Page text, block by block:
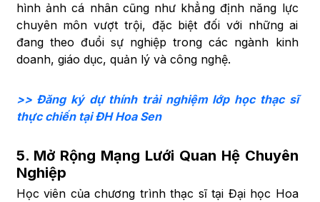
hình ảnh cá nhân cũng như khẳng định năng lực
chuyên môn vượt trội, đặc biệt đối với những ai
đang theo đuổi sự nghiệp trong các ngành kinh
doanh, giáo dục, quản lý và công nghệ.
>> Đăng ký dự thính trải nghiệm lớp học thạc sĩ
thực chiến tại ĐH Hoa Sen
5. Mở Rộng Mạng Lưới Quan Hệ Chuyên
Nghiệp
Học viên của chương trình thạc sĩ tại Đại học Hoa